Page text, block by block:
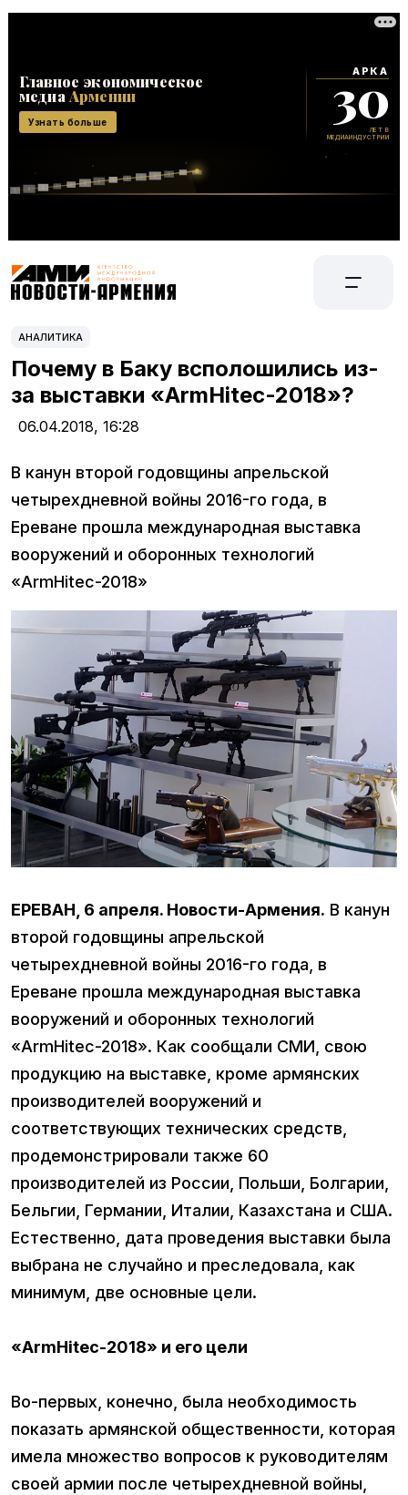
АНАЛИТИКА
Почему в Баку всполошились из-
за выставки «ArmHitec-2018»?
06.04.2018, 16:28
В канун второй годовщины апрельской
четырехдневной войны 2016-го года, в
Ереване прошла международная выставка
вооружений и оборонных технологий
«ArmHitec-2018»
ЕРЕВАН, 6 апреля. Новости-Армения. В канун
второй годовщины апрельской
четырехдневной войны 2016-го года, в
Ереване прошла международная выставка
вооружений и оборонных технологий
«ArmHitec-2018». Как сообщали СМИ, свою
продукцию на выставке, кроме армянских
производителей вооружений и
соответствующих технических средств,
продемонстрировали также 60
производителей из России, Польши, Болгарии,
Бельгии, Германии, Италии, Казахстана и США.
Естественно, дата проведения выставки была
выбрана не случайно и преследовала, как
минимум, две основные цели.
«ArmHitec-2018» и его цели
Во-первых, конечно, была необходимость
показать армянской общественности, которая
имела множество вопросов к руководителям
своей армии после четырехдневной войны,